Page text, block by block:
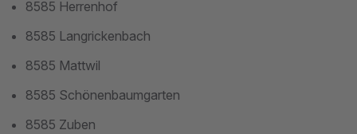
8585 Herrenhof
8585 Langrickenbach
8585 Mattwil
8585 Schönenbaumgarten
8585 Zuben